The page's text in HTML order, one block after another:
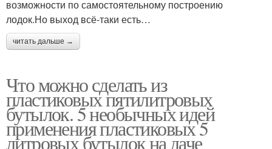
возможности по самостоятельному построению
лодок.Но выход всё-таки есть…
читать дальше →
Что можно сделать из
пластиковых пятилитровых
бутылок. 5 необычных идей
применения пластиковых 5
литровых бутылок на даче